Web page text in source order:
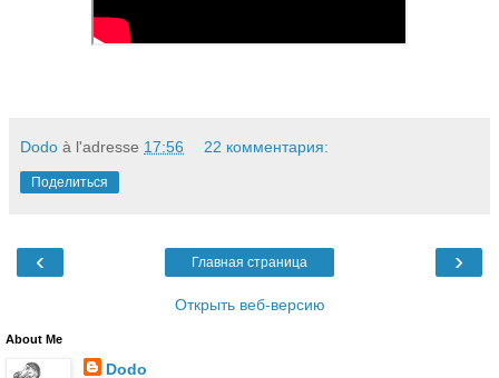
Dodo à l'adresse 17:56 22 комментария:
Поделиться
‹ ›
Главная страница
Открыть веб-версию
About Me
Dodo